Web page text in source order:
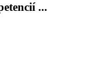
...